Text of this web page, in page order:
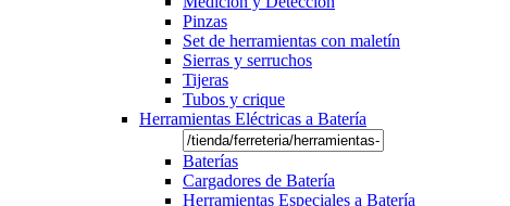
Pinzas
Set de herramientas con maletín
Sierras y serruchos
Tijeras
Tubos y crique
Herramientas Eléctricas a Batería
Baterías
Cargadores de Batería
Herramientas Especiales a Batería